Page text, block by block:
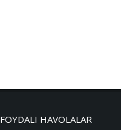
FOYDALI HAVOLALAR